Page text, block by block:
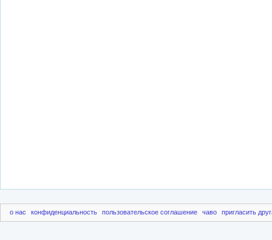
о нас конфиденциальность пользовательское соглашение чаво пригласить